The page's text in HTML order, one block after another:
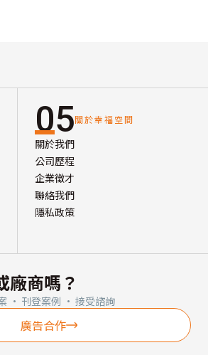
05關於幸福空間
關於我們
公司歷程
企業徵才
聯絡我們
隱私政策
廠商嗎？
· 刊登案例 · 接受諮詢
廣告合作